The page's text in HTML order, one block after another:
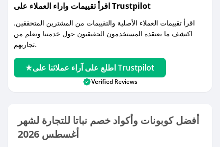
اقرأ تقييمات واراء العملاء على Trustpilot
اقرأ تقييمات العملاء الأصلية والتقييمات من المشترين المتحققين.
اكتشف ما يعتقده المستخدمون الحقيقيون حول خدمتنا وتعلم من
تجاربهم.
اطلع على آراء عملائنا على Trustpilot
Verified Reviews
أفضل كوبونات وأكواد خصم نباتا للتجارة لشهر
أغسطس 2026